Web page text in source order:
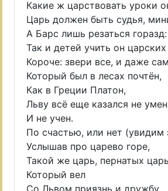
Какие ж царствовать уроки
Царь должен быть судья,
А Барс лишь резаться горазд:
Так и детей учить он
Короче: звери все, и даже
Который был в лесах почтён,
Как в Греции Платон,
Льву всё еще казался не
И не учен.
По счастью, или нет (увидим
Услышав про царево горе,
Такой же царь, пернатых
Который вел
Со Львом приязнь и дружбу,